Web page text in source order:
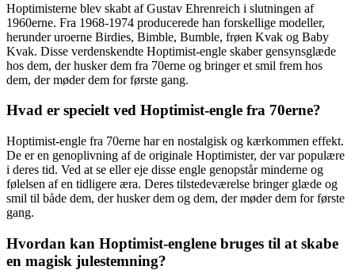
Hoptimisterne blev skabt af Gustav Ehrenreich i slutningen af ​​
1960erne. Fra 1968-1974 producerede han forskellige modeller,
herunder uroerne Birdies, Bimble, Bumble, frøen Kvak og Baby
Kvak. Disse verdenskendte Hoptimist-engle skaber gensynsglæde
hos dem, der husker dem fra 70erne og bringer et smil frem hos
dem, der møder dem for første gang.
Hvad er specielt ved Hoptimist-engle fra 70erne?
Hoptimist-engle fra 70erne har en nostalgisk og kærkommen effekt.
De er en genoplivning af de originale Hoptimister, der var populære
i deres tid. Ved at se eller eje disse engle genopstår minderne og
følelsen af ​​en tidligere æra. Deres tilstedeværelse bringer glæde og
smil til både dem, der husker dem og dem, der møder dem for første
gang.
Hvordan kan Hoptimist-englene bruges til at skabe
en magisk julestemning?